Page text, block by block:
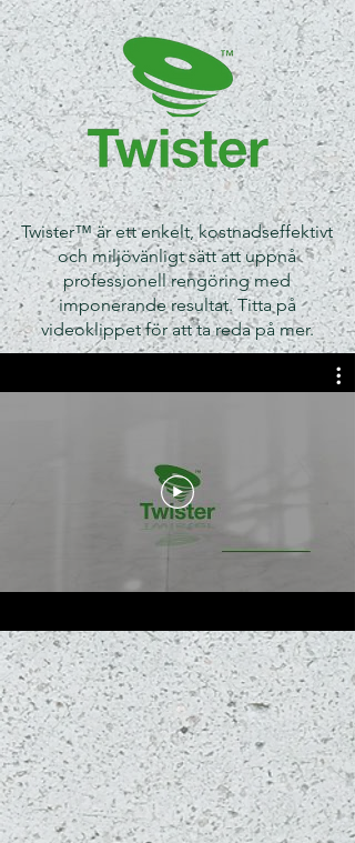
Twister™ är ett enkelt, kostnadseffektivt
och miljövänligt sätt att uppnå
professionell rengöring med
imponerande resultat. Titta på
videoklippet för att ta reda på mer.